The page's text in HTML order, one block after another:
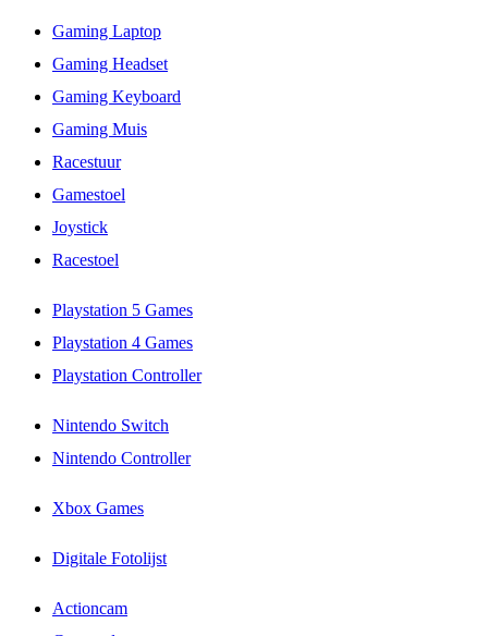
Gaming Laptop
Gaming Headset
Gaming Keyboard
Gaming Muis
Racestuur
Gamestoel
Joystick
Racestoel
Playstation 5 Games
Playstation 4 Games
Playstation Controller
Nintendo Switch
Nintendo Controller
Xbox Games
Digitale Fotolijst
Actioncam